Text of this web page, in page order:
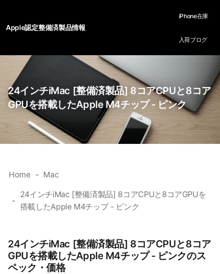
Apple認定整備済製品情報
iPhone在庫
入荷ブログ
24インチiMac [整備済製品] 8コアCPUと8コア
GPUを搭載したApple M4チップ - ピンク
Home Mac
24インチiMac [整備済製品] 8コアCPUと8コアGPUを
搭載したApple M4チップ - ピンク
24インチiMac [整備済製品] 8コアCPUと8コア
GPUを搭載したApple M4チップ - ピンクのス
ペック・価格